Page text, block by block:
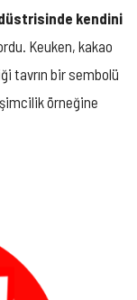
kendini
Keuken, kakao
tavrın bir sembolü
örneğine